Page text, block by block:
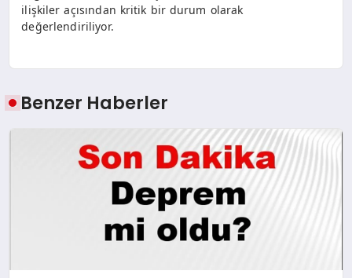
ilişkiler açısından kritik bir durum olarak
değerlendiriliyor.
Benzer Haberler